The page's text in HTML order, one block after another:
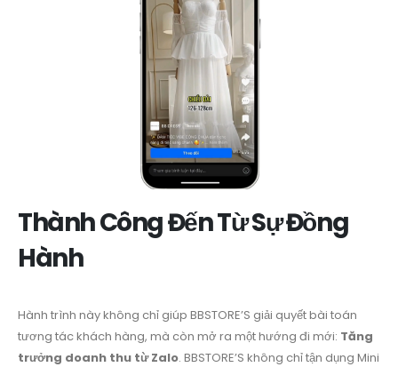
Thành Công Đến Từ Sự Đồng
Hành
Hành trình này không chỉ giúp BBSTORE’S giải quyết bài toán
tương tác khách hàng, mà còn mở ra một hướng đi mới: Tăng
trưởng doanh thu từ Zalo. BBSTORE’S không chỉ tận dụng Mini